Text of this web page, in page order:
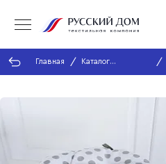
Главная
Каталог
продукции